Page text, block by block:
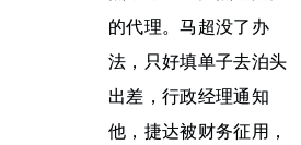
的代理。马超没了办
法，只好填单子去泊头
出差，行政经理通知
他，捷达被财务征用，